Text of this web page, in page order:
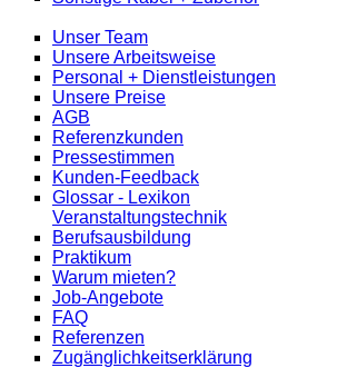
Unser Team
Unsere Arbeitsweise
Personal + Dienstleistungen
Unsere Preise
AGB
Referenzkunden
Pressestimmen
Kunden-Feedback
Glossar - Lexikon
Veranstaltungstechnik
Berufsausbildung
Praktikum
Warum mieten?
Job-Angebote
FAQ
Referenzen
Zugänglichkeitserklärung